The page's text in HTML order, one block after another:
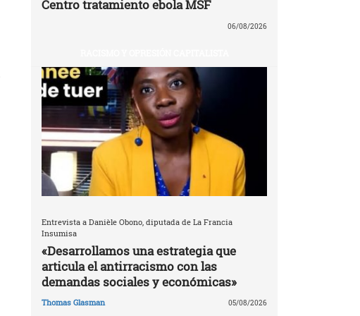
Centro tratamiento ebola MSF
06/08/2026
Entrevista a Danièle Obono, diputada de La Francia
Insumisa
«Desarrollamos una estrategia que
articula el antirracismo con las
demandas sociales y económicas»
Thomas Glasman 05/08/2026